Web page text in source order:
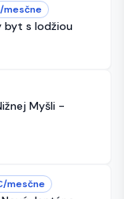
mesčne
byt s lodžiou
Myšli -
mesčne